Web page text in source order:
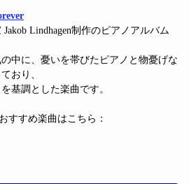
Lindhagen制作のピアノアルバム
中に、憂いを帯びたピアノと物憂げな
おり、
基調とした楽曲です。
すすめ楽曲はこちら：